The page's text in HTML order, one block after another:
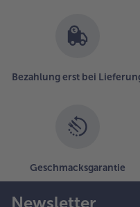
Bezahlung erst bei
Geschmacksgarantie
Newsletter